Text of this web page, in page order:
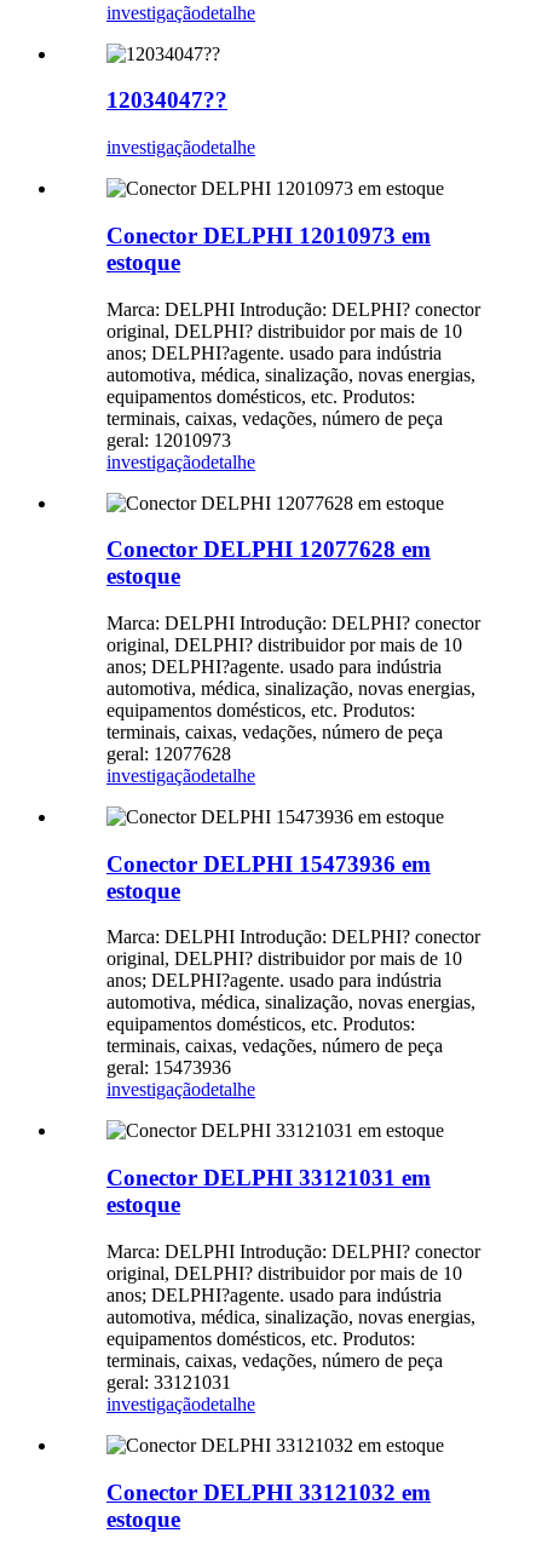
investigaçãodetalhe
12034047??
investigaçãodetalhe
Conector DELPHI 12010973 em
estoque
Marca: DELPHI Introdução: DELPHI? conector
original, DELPHI? distribuidor por mais de 10
anos; DELPHI?agente. usado para indústria
automotiva, médica, sinalização, novas energias,
equipamentos domésticos, etc. Produtos:
terminais, caixas, vedações, número de peça
geral: 12010973
investigaçãodetalhe
Conector DELPHI 12077628 em
estoque
Marca: DELPHI Introdução: DELPHI? conector
original, DELPHI? distribuidor por mais de 10
anos; DELPHI?agente. usado para indústria
automotiva, médica, sinalização, novas energias,
equipamentos domésticos, etc. Produtos:
terminais, caixas, vedações, número de peça
geral: 12077628
investigaçãodetalhe
Conector DELPHI 15473936 em
estoque
Marca: DELPHI Introdução: DELPHI? conector
original, DELPHI? distribuidor por mais de 10
anos; DELPHI?agente. usado para indústria
automotiva, médica, sinalização, novas energias,
equipamentos domésticos, etc. Produtos:
terminais, caixas, vedações, número de peça
geral: 15473936
investigaçãodetalhe
Conector DELPHI 33121031 em
estoque
Marca: DELPHI Introdução: DELPHI? conector
original, DELPHI? distribuidor por mais de 10
anos; DELPHI?agente. usado para indústria
automotiva, médica, sinalização, novas energias,
equipamentos domésticos, etc. Produtos:
terminais, caixas, vedações, número de peça
geral: 33121031
investigaçãodetalhe
Conector DELPHI 33121032 em
estoque